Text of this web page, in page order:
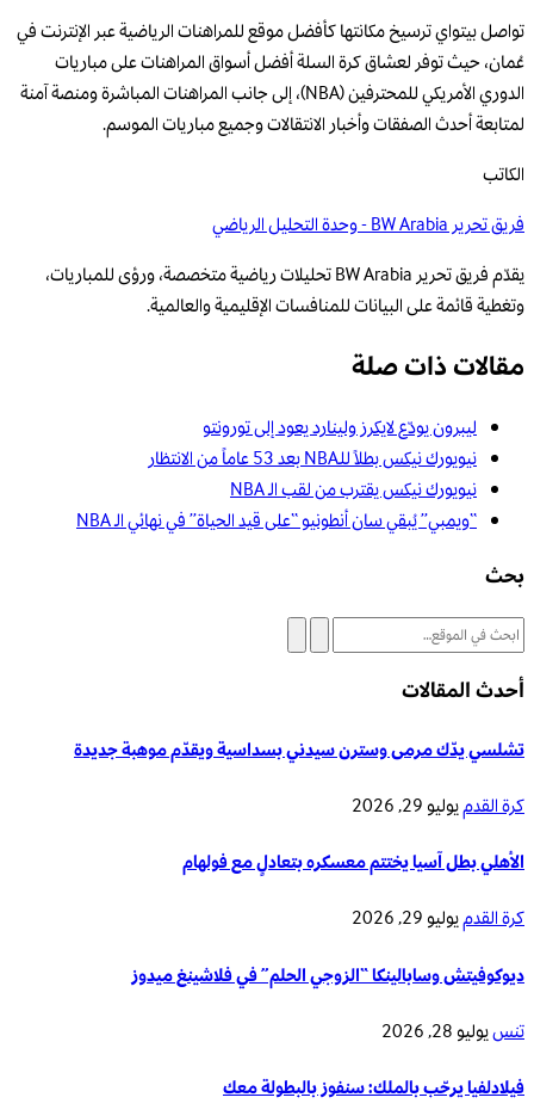
تواصل بيتواي ترسيخ مكانتها كأفضل موقع للمراهنات الرياضية عبر الإنترنت في
عُمان، حيث توفر لعشاق كرة السلة أفضل أسواق المراهنات على مباريات
الدوري الأمريكي للمحترفين (NBA)، إلى جانب المراهنات المباشرة ومنصة آمنة
لمتابعة أحدث الصفقات وأخبار الانتقالات وجميع مباريات الموسم.
الكاتب
فريق تحرير BW Arabia - وحدة التحليل الرياضي
يقدّم فريق تحرير BW Arabia تحليلات رياضية متخصصة، ورؤى للمباريات،
وتغطية قائمة على البيانات للمنافسات الإقليمية والعالمية.
مقالات ذات صلة
ليبرون يودّع لايكرز ولينارد يعود إلى تورونتو
نيويورك نيكس بطلاً للـNBA بعد 53 عاماً من الانتظار
نيويورك نيكس يقترب من لقب الـ NBA
“ويمبي” يُبقي سان أنطونيو “على قيد الحياة” في نهائي الـ NBA
بحث
أحدث المقالات
تشلسي يدّك مرمى وسترن سيدني بسداسية ويقدّم موهبة جديدة
كرة القدميوليو 29, 2026
الأهلي بطل آسيا يختتم معسكره بتعادلٍ مع فولهام
كرة القدميوليو 29, 2026
ديوكوفيتش وسابالينكا “الزوجي الحلم” في فلاشينغ ميدوز
تنسيوليو 28, 2026
فيلادلفيا يرحّب بالملك: سنفوز بالبطولة معك